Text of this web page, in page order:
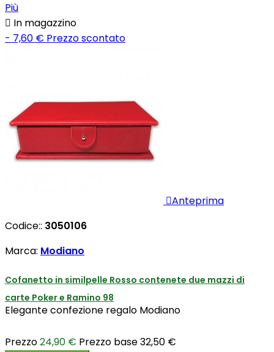
Più
 In magazzino
- 7,60 € Prezzo scontato
Anteprima
Codice:: 3050106
Marca: Modiano
Cofanetto in similpelle Rosso contenete due mazzi di
carte Poker e Ramino 98
Elegante confezione regalo Modiano
Prezzo24,90 € Prezzo base32,50 €